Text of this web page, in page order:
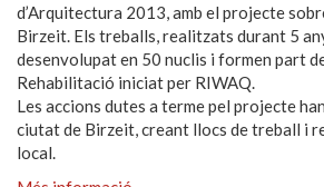
d’Arquitectura 2013, amb el projecte
Birzeit. Els treballs, realitzats durant 5
desenvolupat en 50 nuclis i formen part
Rehabilitació iniciat per RIWAQ.
Les accions dutes a terme pel projecte
ciutat de Birzeit, creant llocs de treball i
local.